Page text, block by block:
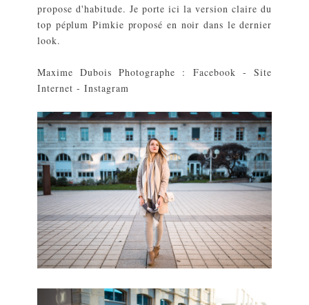
propose d'habitude. Je porte ici la version claire du
top péplum Pimkie proposé en noir dans le dernier
look.
Maxime Dubois Photographe : Facebook -Site
Internet - Instagram